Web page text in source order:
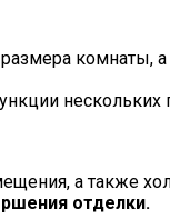
комнаты, а
нескольких
а также
отделки.